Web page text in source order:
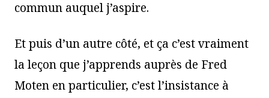
commun auquel j’aspire.
Et puis d’un autre côté, et ça c’est vraiment
la leçon que j’apprends auprès de Fred
Moten en particulier, c’est l’insistance à